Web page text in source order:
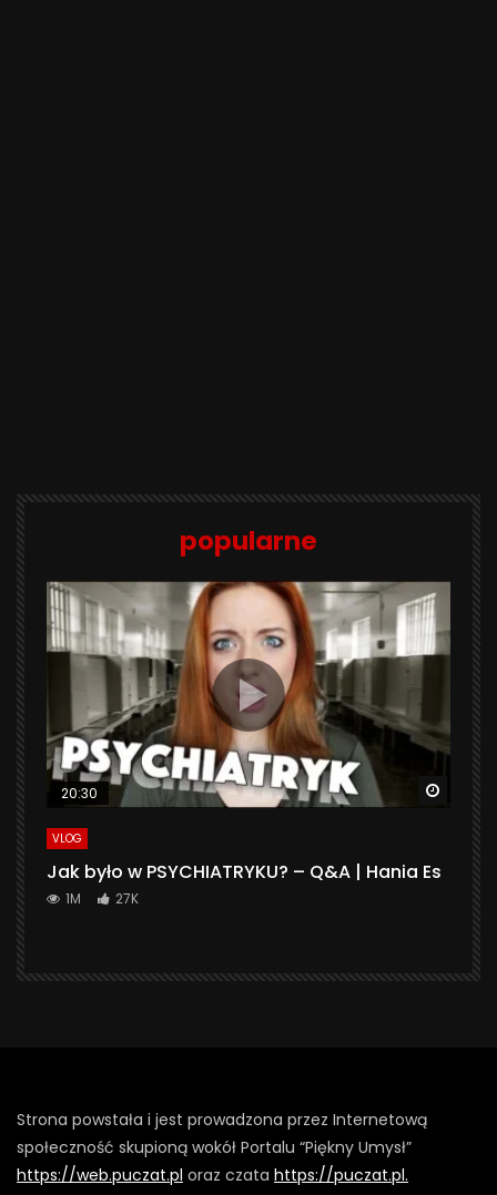
popularne
20:30
VLOG
Jak było w PSYCHIATRYKU? – Q&A | Hania Es
1M 27K
Strona powstała i jest prowadzona przez Internetową
społeczność skupioną wokół Portalu “Piękny Umysł”
https://web.puczat.pl oraz czata https://puczat.pl.